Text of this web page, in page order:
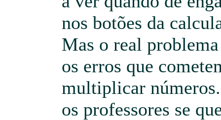
nos botões da
Mas o real
os erros que
multiplicar
os professores se